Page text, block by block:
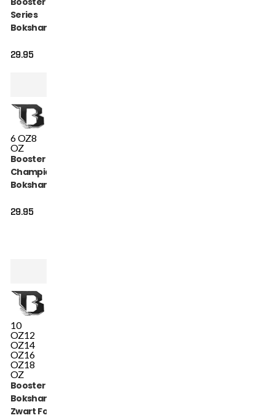
Series
Bokshandschoenen
ALPHA BLACK RED)
29.95
6 OZ8
OZ
Booster BT
Champion
Bokshandschoenen
BLACK)
29.95
10
OZ12
OZ14
OZ16
OZ18
OZ
Booster V3
Bokshandschoenen
Zwart Foil (BGL 1 V3